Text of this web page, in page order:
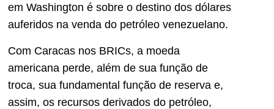
em Washington é sobre o destino dos dólares
auferidos na venda do petróleo venezuelano.
Com Caracas nos BRICs, a moeda
americana perde, além de sua função de
troca, sua fundamental função de reserva e,
assim, os recursos derivados do petróleo,